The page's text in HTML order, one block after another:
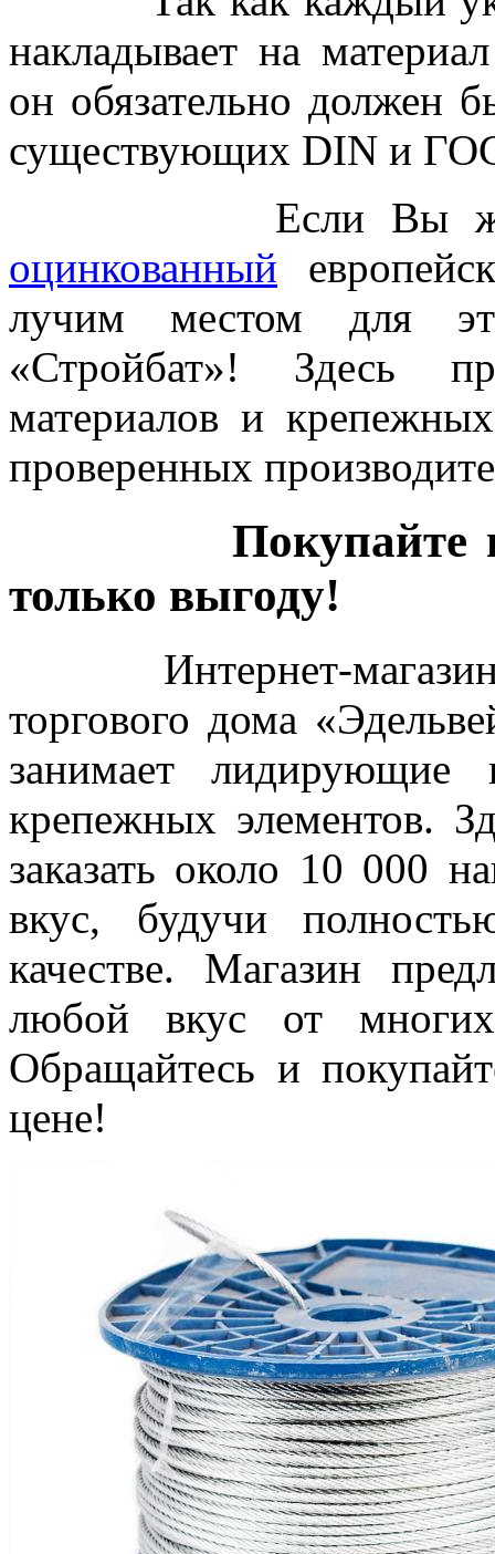
накладывает на
он обязательно должен
существующих DIN и
Если Вы
оцинкованный
лучим местом для
«Стройбат»! Здесь
материалов и
проверенных
Покупайте в
только выгоду!
Интернет-магазин
торгового дома
занимает лидирующие
крепежных элементов.
заказать около 10 000
вкус, будучи
качестве. Магазин
любой вкус от многих
Обращайтесь и
цене!